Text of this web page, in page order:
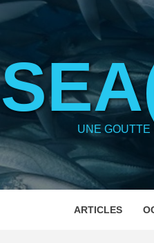
UNE
ARTICLES